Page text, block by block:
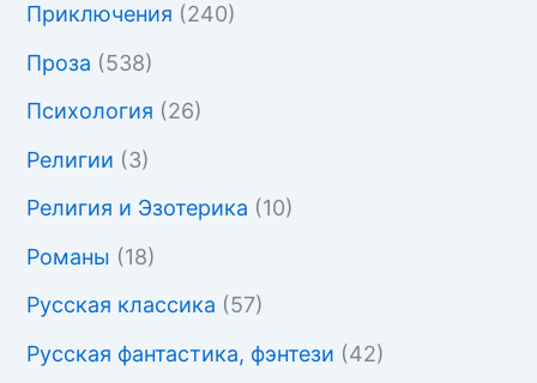
Приключения (240)
Проза (538)
Психология (26)
Религии (3)
Религия и Эзотерика (10)
Романы (18)
Русская классика (57)
Русская фантастика, фэнтези (42)